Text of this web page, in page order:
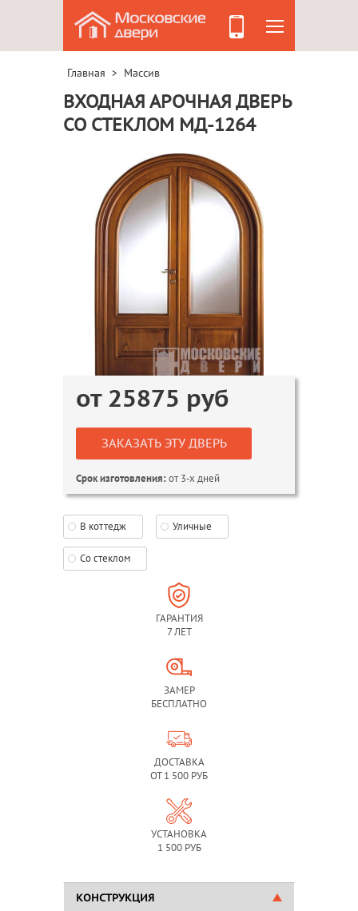
Главная > Массив
ВХОДНАЯ АРОЧНАЯ ДВЕРЬ
СО СТЕКЛОМ МД-1264
от 25875 руб
ЗАКАЗАТЬ ЭТУ ДВЕРЬ
Срок изготовления:от 3-х дней
В коттедж Уличные
Со стеклом
ГАРАНТИЯ
7 ЛЕТ
ЗАМЕР
БЕСПЛАТНО
ДОСТАВКА
ОТ 1 500 РУБ
УСТАНОВКА
1 500 РУБ
КОНСТРУКЦИЯ